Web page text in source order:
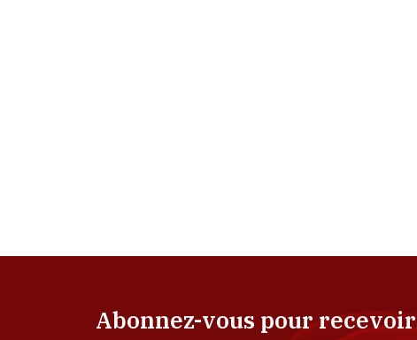
Abonnez-vous pour recevoir